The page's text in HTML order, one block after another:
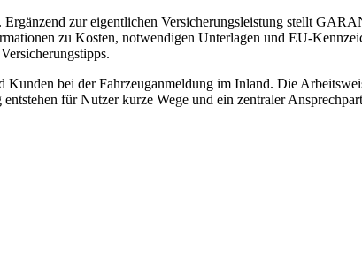
zur eigentlichen Versicherungsleistung stellt
zu Kosten, notwendigen Unterlagen und EU-
bei der Fahrzeuganmeldung im Inland. Die
für Nutzer kurze Wege und ein zentraler